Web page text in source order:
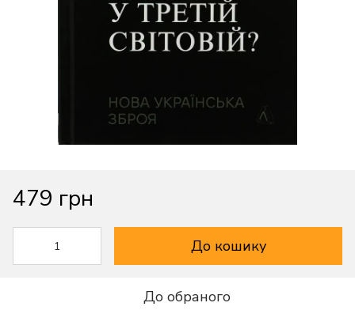
479 грн
До кошику
До обраного